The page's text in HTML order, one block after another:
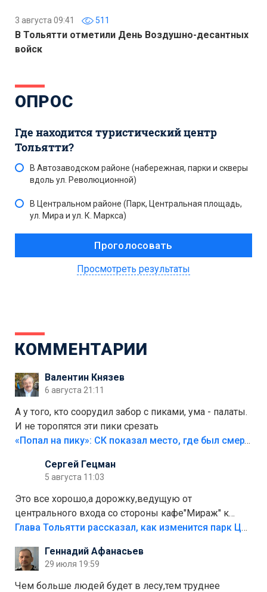
3 августа 09:41 511
В Тольятти отметили День Воздушно-десантных
войск
ОПРОС
Где находится туристический центр
Тольятти?
В Автозаводском районе (набережная, парки и скверы
вдоль ул. Революционной)
В Центральном районе (Парк, Центральная площадь,
ул. Мира и ул. К. Маркса)
Просмотреть результаты
КОММЕНТАРИИ
Валентин Князев
6 августа 21:11
А у того, кто соорудил забор с пиками, ума - палаты.
И не торопятся эти пики срезать
«Попал на пику»: СК показал место, где был смертельно травмирован ребенок в Тольятти
Сергей Гецман
5 августа 11:03
Это все хорошо,а дорожку,ведущую от
центрального входа со стороны кафе"Мираж" к
аттракционам слабо доделать?А то бордюры
лежала в парке и испортилась.Да еще,видимо,часть
украли.
Глава Тольятти рассказал, как изменится парк Центрального района
Геннадий Афанасьев
29 июля 19:59
Чем больше людей будет в лесу,тем труднее